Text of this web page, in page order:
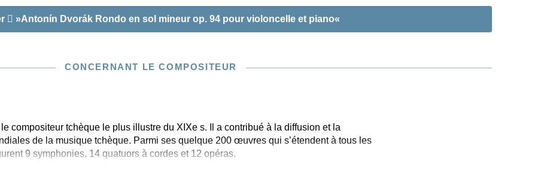
»Antonín Dvorák Rondo en sol mineur op. 94 pour violoncelle et piano«
CONCERNANT LE COMPOSITEUR
le compositeur tchèque le plus illustre du XIXe s. Il a contribué à la diffusion et la
de la musique tchèque. Parmi ses quelque 200 œuvres qui s’étendent à tous les
9 symphonies, 14 quatuors à cordes et 12 opéras.